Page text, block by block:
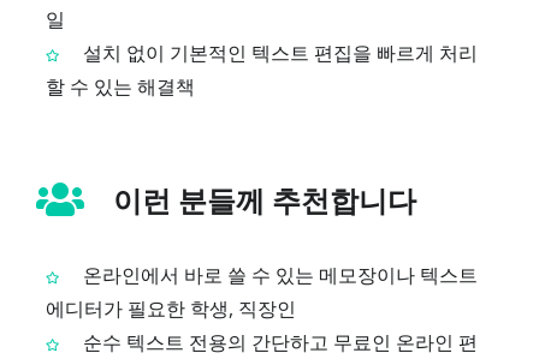
일
설치 없이 기본적인 텍스트 편집을 빠르게 처리
할 수 있는 해결책
이런 분들께 추천합니다
온라인에서 바로 쓸 수 있는 메모장이나 텍스트
에디터가 필요한 학생, 직장인
순수 텍스트 전용의 간단하고 무료인 온라인 편